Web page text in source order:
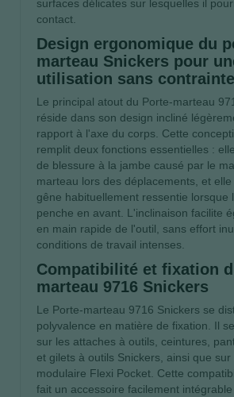
surfaces délicates sur lesquelles il
contact.
Design ergonomique du
marteau Snickers pour
utilisation sans contrainte
Le principal atout du Porte-marteau
réside dans son design incliné
rapport à l'axe du corps. Cette
remplit deux fonctions essentielles :
de blessure à la jambe causé par le
marteau lors des déplacements, et
gêne habituellement ressentie lorsque
penche en avant. L'inclinaison facilite
en main rapide de l'outil, sans effort
conditions de travail intenses.
Compatibilité et fixation
marteau 9716 Snickers
Le Porte-marteau 9716 Snickers se
polyvalence en matière de fixation. Il
sur les attaches à outils, ceintures,
et gilets à outils Snickers, ainsi que sur
modulaire Flexi Pocket. Cette
fait un accessoire facilement